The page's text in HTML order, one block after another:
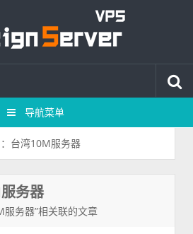
导航菜单
台湾10M服务器
务器
服务器”相关联的文章